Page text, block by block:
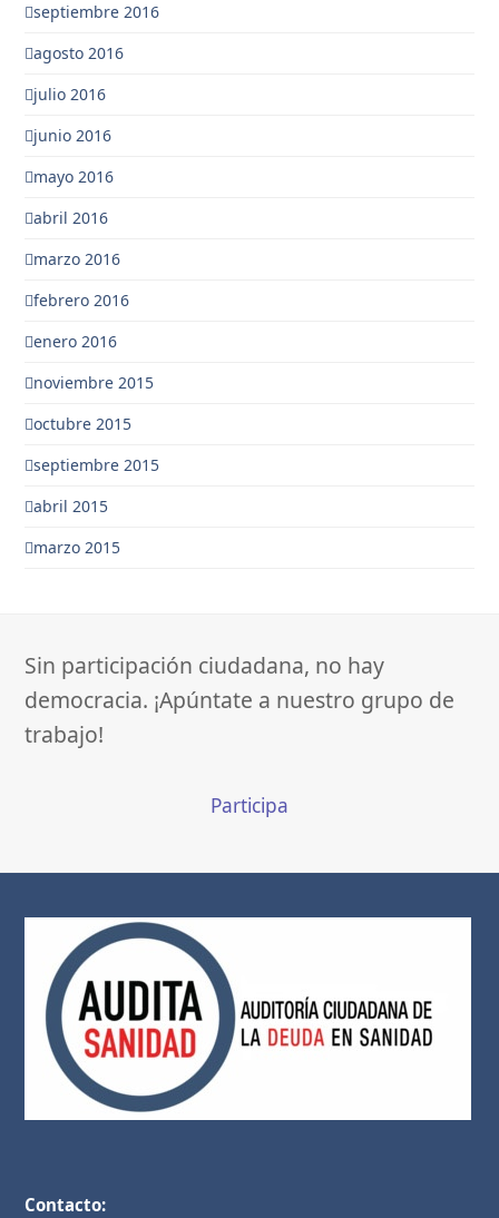
septiembre 2016
agosto 2016
julio 2016
junio 2016
mayo 2016
abril 2016
marzo 2016
febrero 2016
enero 2016
noviembre 2015
octubre 2015
septiembre 2015
abril 2015
marzo 2015
Sin participación ciudadana, no hay
democracia. ¡Apúntate a nuestro grupo de
trabajo!
Participa
Contacto: